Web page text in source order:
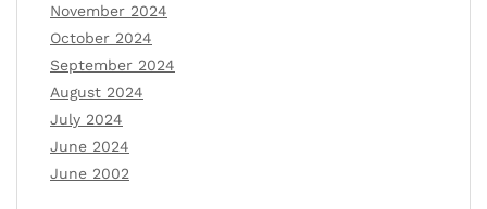
November 2024
October 2024
September 2024
August 2024
July 2024
June 2024
June 2002